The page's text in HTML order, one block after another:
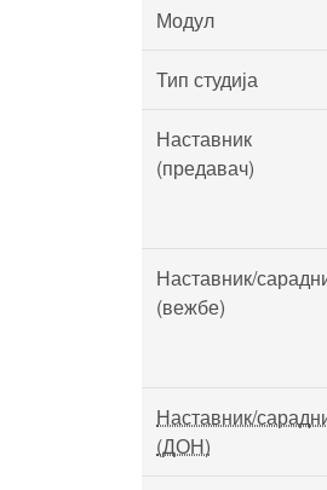
Модул
Тип студија
Наставник
(предавач)
Наставник/
(вежбе)
Наставник/
(ДОН)